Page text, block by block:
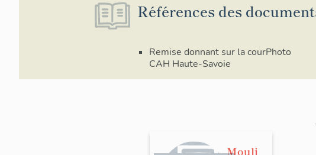
Références des
Remise donnant sur la courPhoto
CAH Haute-Savoie
Mouli